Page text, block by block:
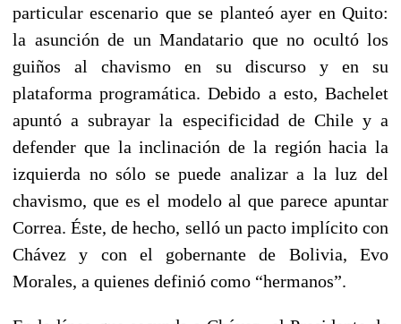
particular escenario que se planteó ayer en Quito:
la asunción de un Mandatario que no ocultó los
guiños al chavismo en su discurso y en su
plataforma programática. Debido a esto, Bachelet
apuntó a subrayar la especificidad de Chile y a
defender que la inclinación de la región hacia la
izquierda no sólo se puede analizar a la luz del
chavismo, que es el modelo al que parece apuntar
Correa. Éste, de hecho, selló un pacto implícito con
Chávez y con el gobernante de Bolivia, Evo
Morales, a quienes definió como “hermanos”.